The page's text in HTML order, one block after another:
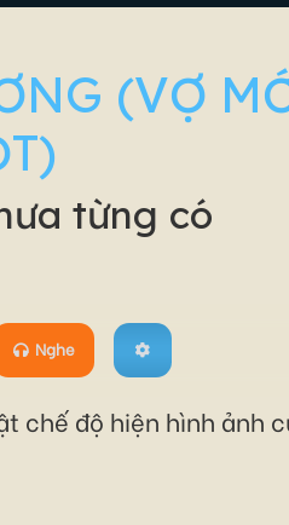
(VỢ
từng có
Nghe
chế độ hiện hình ảnh